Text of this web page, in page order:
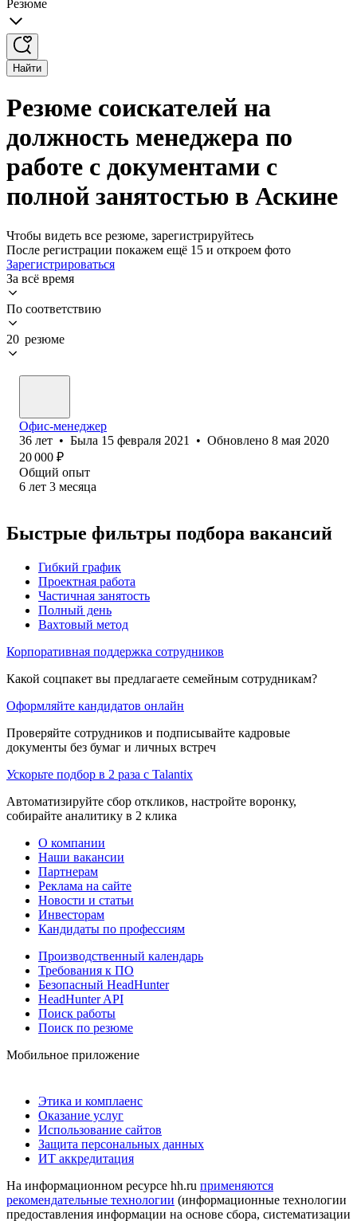
Резюме
Найти
Резюме соискателей на
должность менеджера по
работе с документами с
полной занятостью в Аскине
Чтобы видеть все резюме, зарегистрируйтесь
После регистрации покажем ещё 15 и откроем фото
Зарегистрироваться
За всё время
По соответствию
20 резюме
Офис-менеджер
36 лет • Была 15 февраля 2021 • Обновлено 8 мая 2020
20 000 ₽
Общий опыт
6 лет 3 месяца
Быстрые фильтры подбора вакансий
Гибкий график
Проектная работа
Частичная занятость
Полный день
Вахтовый метод
Корпоративная поддержка сотрудников
Какой соцпакет вы предлагаете семейным сотрудникам?
Оформляйте кандидатов онлайн
Проверяйте сотрудников и подписывайте кадровые
документы без бумаг и личных встреч
Ускорьте подбор в 2 раза с Talantix
Автоматизируйте сбор откликов, настройте воронку,
собирайте аналитику в 2 клика
О компании
Наши вакансии
Партнерам
Реклама на сайте
Новости и статьи
Инвесторам
Кандидаты по профессиям
Производственный календарь
Требования к ПО
Безопасный HeadHunter
HeadHunter API
Поиск работы
Поиск по резюме
Мобильное приложение
Этика и комплаенс
Оказание услуг
Использование сайтов
Защита персональных данных
ИТ аккредитация
На информационном ресурсе hh.ru применяются
рекомендательные технологии (информационные технологии
предоставления информации на основе сбора, систематизации